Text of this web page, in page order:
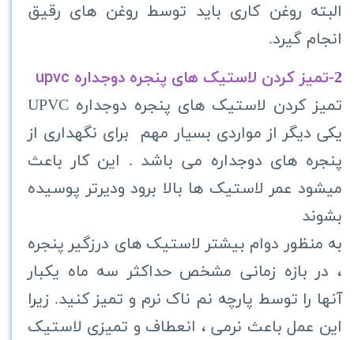
البته روغن کاری باید توسط روغن های رقیق
انجام گيرد.
2- تمیز کردن لاستیک های پنجره دوجداره upvc
تمیز کردن لاستیک های پنجره دوجداره UPVC
یکی دیگر از مواردی بسیار مهم برای نگهداری از
پنجره های دوجداره می باشد . این کار باعث
میشود عمر لاستیک ها بالا برود ودیرتر پوسیده
بشوند
به منظور دوام بیشتر لاستیک های درزگیر پنجره
، در بازه زمانی مشخص حداکثر سه ماه یکبار
آنها را توسط پارچه نم ناک نرم و تمیز کنید. زیرا
این عمل باعث نرمی ، انعطاف و تمیزی لاستیک